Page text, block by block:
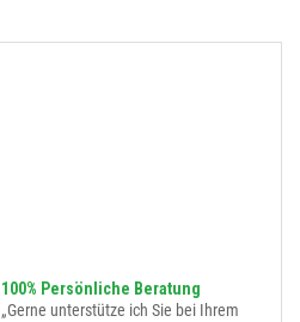
100% Persönliche Beratung
„Gerne unterstütze ich Sie bei Ihrem